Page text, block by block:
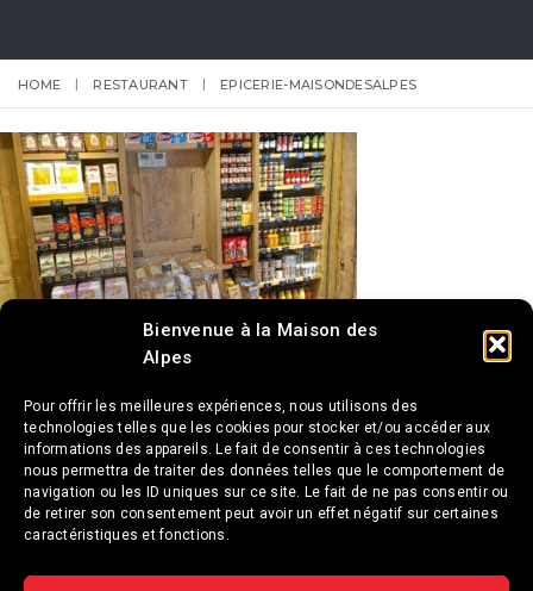
Bienvenue à la Maison des
Alpes
Pour offrir les meilleures expériences, nous utilisons des
technologies telles que les cookies pour stocker et/ou accéder aux
informations des appareils. Le fait de consentir à ces technologies
nous permettra de traiter des données telles que le comportement de
navigation ou les ID uniques sur ce site. Le fait de ne pas consentir ou
de retirer son consentement peut avoir un effet négatif sur certaines
caractéristiques et fonctions.
HOME RESTAURANT EPICERIE-MAISONDESALPES